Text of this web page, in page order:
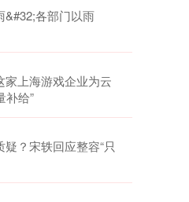
&#32;各部门以雨
家上海游戏企业为云
补给”
？宋轶回应整容“只